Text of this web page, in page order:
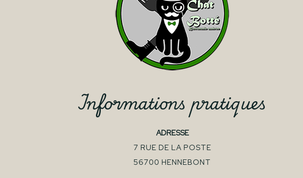
Informations pratiques
ADRESSE
7 RUE DE LA POSTE
56700 HENNEBONT